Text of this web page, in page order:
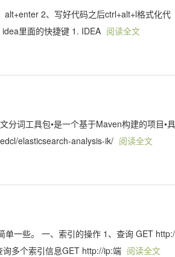
2、写好代码之后ctrl+alt+l格式化代
里面的快捷键 1. IDEA 阅读全文
分词工具包•是一个基于Maven构建的项目•
elasticsearch-analysis-ik/ 阅读全文
一些。 一、索引的操作 1、查询 GET
多个索引信息GET http://ip:端 阅读全文